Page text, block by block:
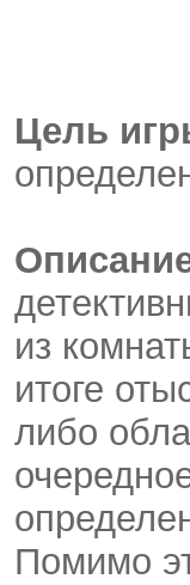
Цель
из
итоге
либо
Помимо